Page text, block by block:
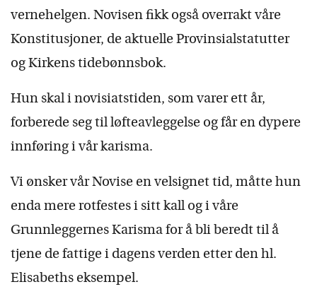
vernehelgen. Novisen fikk også overrakt våre
Konstitusjoner, de aktuelle Provinsialstatutter
og Kirkens tidebønnsbok.
Hun skal i novisiatstiden, som varer ett år,
forberede seg til løfteavleggelse og får en dypere
innføring i vår karisma.
Vi ønsker vår Novise en velsignet tid, måtte hun
enda mere rotfestes i sitt kall og i våre
Grunnleggernes Karisma for å bli beredt til å
tjene de fattige i dagens verden etter den hl.
Elisabeths eksempel.